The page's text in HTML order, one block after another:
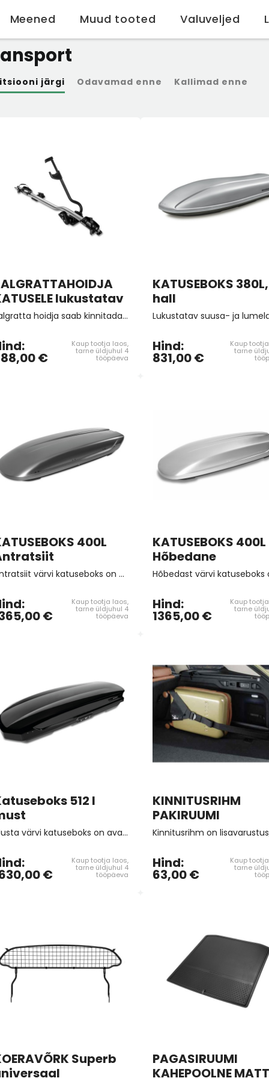
Meened Muud tooted Valuveljed
järgi Odavamad enne Kallimad enne
lukustatav
Jalgratta hoidja saab kinnitada kas ovaalsetele katuseraamidele, kasutades katuseraamil olevat T-soont, või ristkülikukujuliste katuselattide külge. Rattahoidja saab lukustada, et teie jalgratast varguse eest paremini kaitsta.
€
Kaup tootja laos,
tarne üldjuhul 4
tööpäeva
KATUSEBOKS 380L,
hall
Hind:
831,00 €
Kaup
tarne
400L
Antratsiit värvi katuseboks on avatav mõlemalt poolt, mis muudab peale- ja mahalaadimise mugavamaks. Uue ŠKODA katuseboksi kogumaht on kasvanud 400 liitrini, mis pakub piisavalt ruumi kõigeks, mida reisidel vaja võib minna. Mõõdud: 215 x 95 x 35 cm.
€
Kaup tootja laos,
tarne üldjuhul 4
tööpäeva
KATUSEBOKS 400L
Hõbedane
Hind:
1365,00 €
Kaup
tarne
512 l
Musta värvi katuseboks on avatav mõlemalt poolt, mis muudab peale- ja mahalaadimise mugavamaks. Uue ŠKODA katuseboksi kogumaht on kasvanud 512 liitrini, mis pakub piisavalt ruumi kõigeks, mida reisidel vaja võib minna.
€
Kaup tootja laos,
tarne üldjuhul 4
tööpäeva
KINNITUSRIHM
PAKIRUUMI
Hind:
63,00 €
Kaup
tarne
Superb
PAGASIRUUMI
KAHEPOOLNE MATT
256X22
5/100
141,17 € 70,59 €
5/112
141,17 € 70,59 €